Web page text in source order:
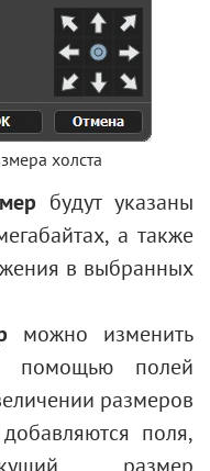
холста
будут указаны
а также
в выбранных
можно изменить
помощью полей
размеров
поля,